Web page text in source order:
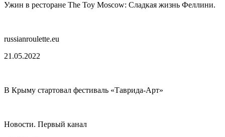
Ужин в ресторане The Toy Moscow: Сладкая жизнь Феллини.
russianroulette.eu
21.05.2022
В Крыму стартовал фестиваль «Таврида-Арт»
Новости. Первый канал